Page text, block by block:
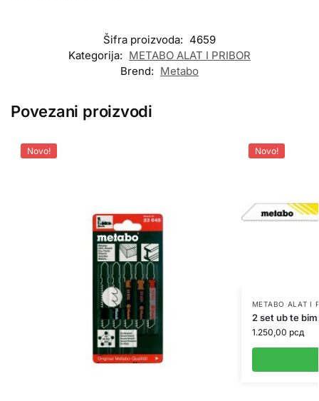
Šifra proizvoda: 4659
Kategorija: METABO ALAT I PRIBOR
Brend: Metabo
Povezani proizvodi
Novo! Novo!
METABO ALAT I
2 set ub te
1.250,00 рсд